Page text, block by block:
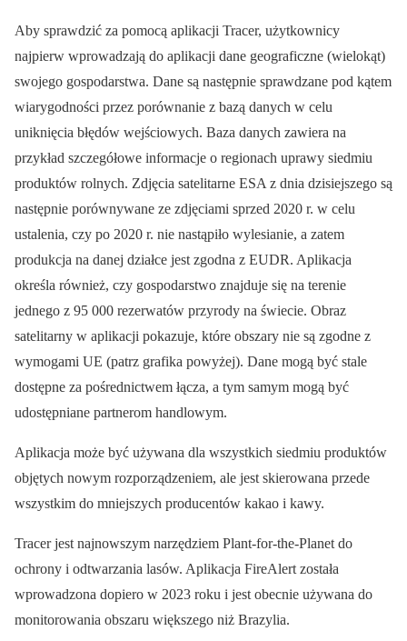
Aby sprawdzić za pomocą aplikacji Tracer, użytkownicy
najpierw wprowadzają do aplikacji dane geograficzne (wielokąt)
swojego gospodarstwa. Dane są następnie sprawdzane pod kątem
wiarygodności przez porównanie z bazą danych w celu
uniknięcia błędów wejściowych. Baza danych zawiera na
przykład szczegółowe informacje o regionach uprawy siedmiu
produktów rolnych. Zdjęcia satelitarne ESA z dnia dzisiejszego są
następnie porównywane ze zdjęciami sprzed 2020 r. w celu
ustalenia, czy po 2020 r. nie nastąpiło wylesianie, a zatem
produkcja na danej działce jest zgodna z EUDR. Aplikacja
określa również, czy gospodarstwo znajduje się na terenie
jednego z 95 000 rezerwatów przyrody na świecie. Obraz
satelitarny w aplikacji pokazuje, które obszary nie są zgodne z
wymogami UE (patrz grafika powyżej). Dane mogą być stale
dostępne za pośrednictwem łącza, a tym samym mogą być
udostępniane partnerom handlowym.
Aplikacja może być używana dla wszystkich siedmiu produktów
objętych nowym rozporządzeniem, ale jest skierowana przede
wszystkim do mniejszych producentów kakao i kawy.
Tracer jest najnowszym narzędziem Plant-for-the-Planet do
ochrony i odtwarzania lasów. Aplikacja FireAlert została
wprowadzona dopiero w 2023 roku i jest obecnie używana do
monitorowania obszaru większego niż Brazylia.